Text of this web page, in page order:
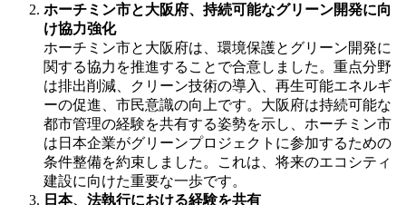
ホーチミン市と大阪府、持続可能なグリーン開発に向
け協力強化
ホーチミン市と大阪府は、環境保護とグリーン開発に
関する協力を推進することで合意しました。重点分野
は排出削減、クリーン技術の導入、再生可能エネルギ
ーの促進、市民意識の向上です。大阪府は持続可能な
都市管理の経験を共有する姿勢を示し、ホーチミン市
は日本企業がグリーンプロジェクトに参加するための
条件整備を約束しました。これは、将来のエコシティ
建設に向けた重要な一歩です。
日本、法執行における経験を共有